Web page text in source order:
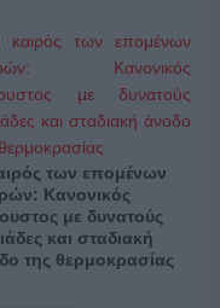
των επομένων
Κανονικός
με δυνατούς
και σταδιακή
της θερμοκρασίας